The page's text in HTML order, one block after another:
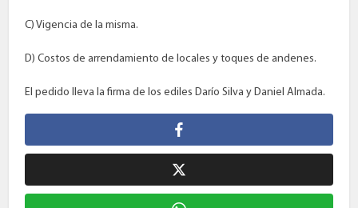
C) Vigencia de la misma.
D) Costos de arrendamiento de locales y toques de andenes.
El pedido lleva la firma de los ediles Darío Silva y Daniel Almada.